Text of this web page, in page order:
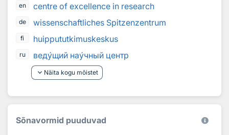
en
centre of excellence in research
de wissenschaftliches Spitzenzentrum
fi huippututkimuskeskus
ru ведущий научный центр
keyboard_arrow_down Näita kogu mõistet
Sõnavormid puuduvad